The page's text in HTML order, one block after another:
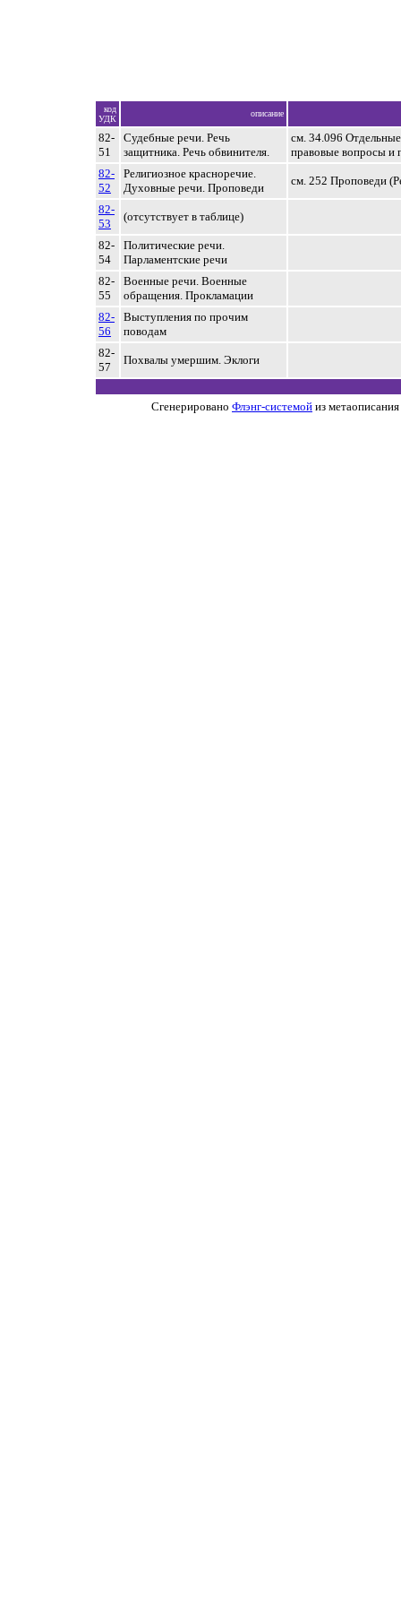
код
УДК
описание
82-
51
Судебные речи. Речь
защитника. Речь обвинителя.
см. 34.096
правовые вопросы и
82-
52
Религиозное красноречие.
Духовные речи. Проповеди
см. 252 Проповеди
82-
53
(отсутствует в таблице)
82-
54
Политические речи.
Парламентские речи
82-
55
Военные речи. Военные
обращения. Прокламации
82-
56
Выступления по прочим
поводам
82-
57
Похвалы умершим. Эклоги
Сгенерировано Флэнг-системой из